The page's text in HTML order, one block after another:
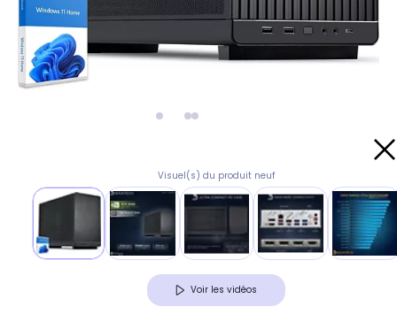
Visuel(s) du produit neuf
Voir les vidéos